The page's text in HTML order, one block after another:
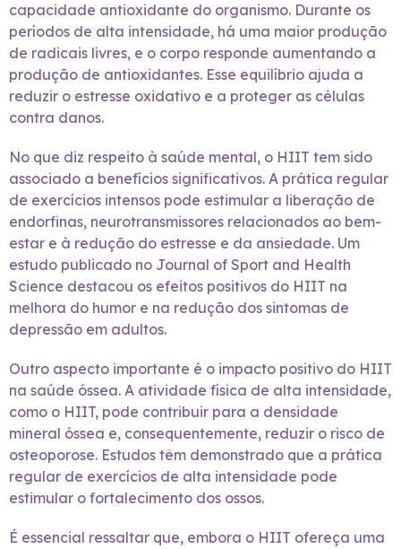
capacidade antioxidante do organismo. Durante os
períodos de alta intensidade, há uma maior produção
de radicais livres, e o corpo responde aumentando a
produção de antioxidantes. Esse equilíbrio ajuda a
reduzir o estresse oxidativo e a proteger as células
contra danos.
No que diz respeito à saúde mental, o HIIT tem sido
associado a benefícios significativos. A prática regular
de exercícios intensos pode estimular a liberação de
endorfinas, neurotransmissores relacionados ao bem-
estar e à redução do estresse e da ansiedade. Um
estudo publicado no Journal of Sport and Health
Science destacou os efeitos positivos do HIIT na
melhora do humor e na redução dos sintomas de
depressão em adultos.
Outro aspecto importante é o impacto positivo do HIIT
na saúde óssea. A atividade física de alta intensidade,
como o HIIT, pode contribuir para a densidade
mineral óssea e, consequentemente, reduzir o risco de
osteoporose. Estudos têm demonstrado que a prática
regular de exercícios de alta intensidade pode
estimular o fortalecimento dos ossos.
É essencial ressaltar que, embora o HIIT ofereça uma